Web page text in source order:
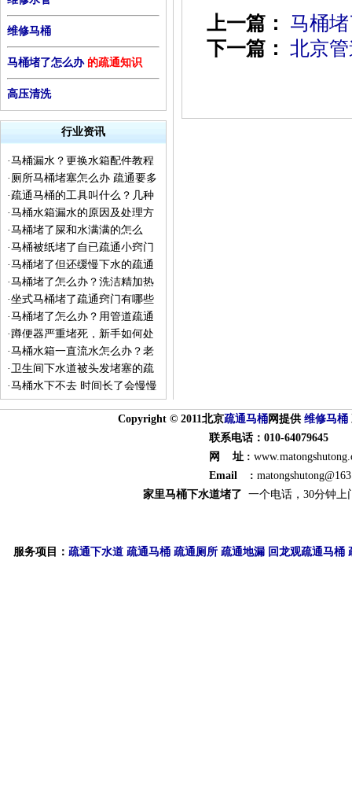
维修马桶
马桶堵了怎么办的疏通知识
高压清洗
行业资讯
·马桶漏水？更换水箱配件教程
来了
· 厕所马桶堵塞怎么办 疏通要多
少钱 下水道不下水冒水
·疏通马桶的工具叫什么？几种
疏通工具的普及
·马桶水箱漏水的原因及处理方
法
·马桶堵了屎和水满满的怎么
办？
·马桶被纸堵了自已疏通小窍门
·马桶堵了但还缓慢下水的疏通
方法
·马桶堵了怎么办？洗洁精加热
水让你见证神奇一刻
·坐式马桶堵了疏通窍门有哪些
·马桶堵了怎么办？用管道疏通
剂能通吗？
·蹲便器严重堵死，新手如何处
理
·马桶水箱一直流水怎么办？老
师傅告诉你实用的检修方法
·卫生间下水道被头发堵塞的疏
通方法
·马桶水下不去 时间长了会慢慢
上一篇：
马桶
下一篇： 北京
Copyright © 2011北京疏通马桶网提供 维修马桶
联系电话：010-64079645
网 址 :
Email :
家里马桶下水道堵了 一个电话，30分钟上
服务项目： 疏通下水道 疏通马桶 疏通厕所 疏通地漏 回龙观疏通马桶